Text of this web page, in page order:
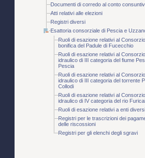
Documenti di corredo al conto
Atti relativi alle elezioni
Registri diversi
Esattoria consorziale di Pescia e
Ruoli di esazione relativi al
bonifica del Padule di Fucecchio
Ruoli di esazione relativi al Consorzio
idraulico di III categoria del fiume
Pescia
Ruoli di esazione relativi al Consorzio
idraulico di III categoria del torrente
Collodi
Ruoli di esazione relativi al Consorzio
idraulico di IV categoria del rio
Ruoli di esazione relativi a enti diversi
Registri per le trascrizioni dei
delle riscossioni
Registri per gli elenchi degli sgravi